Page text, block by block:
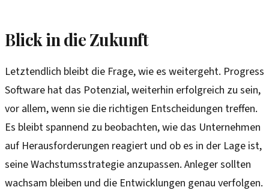
Blick in die Zukunft
Letztendlich bleibt die Frage, wie es weitergeht. Progress
Software hat das Potenzial, weiterhin erfolgreich zu sein,
vor allem, wenn sie die richtigen Entscheidungen treffen.
Es bleibt spannend zu beobachten, wie das Unternehmen
auf Herausforderungen reagiert und ob es in der Lage ist,
seine Wachstumsstrategie anzupassen. Anleger sollten
wachsam bleiben und die Entwicklungen genau verfolgen.